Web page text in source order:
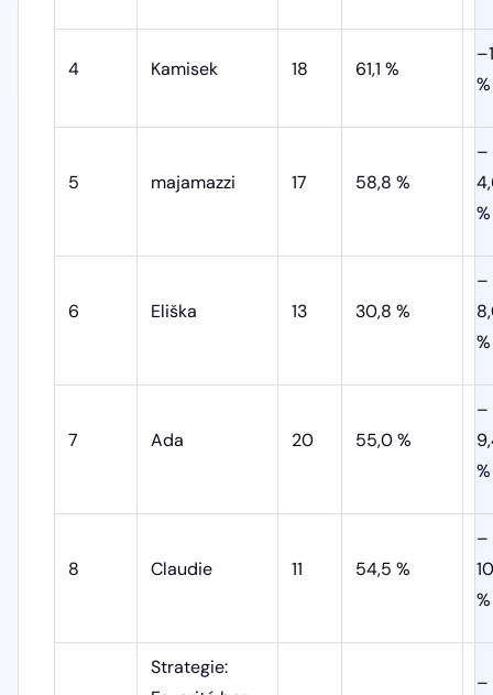
4 Kamisek 18 61,1 %
%
5 majamazzi 17 58,8 %
–
%
6 Eliška 13 30,8 %
–
%
7 Ada 20 55,0 %
–
%
8 Claudie 11 54,5 %
–
%
Strategie:
–